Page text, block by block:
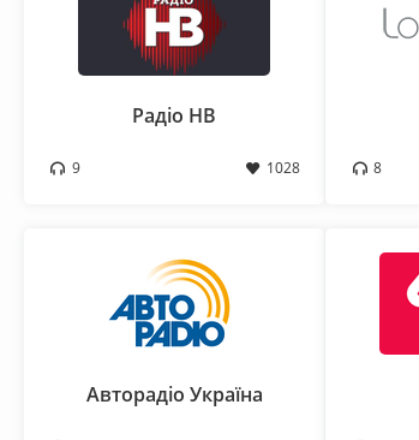
Радіо НВ
9 1028 8
Авторадіо Україна